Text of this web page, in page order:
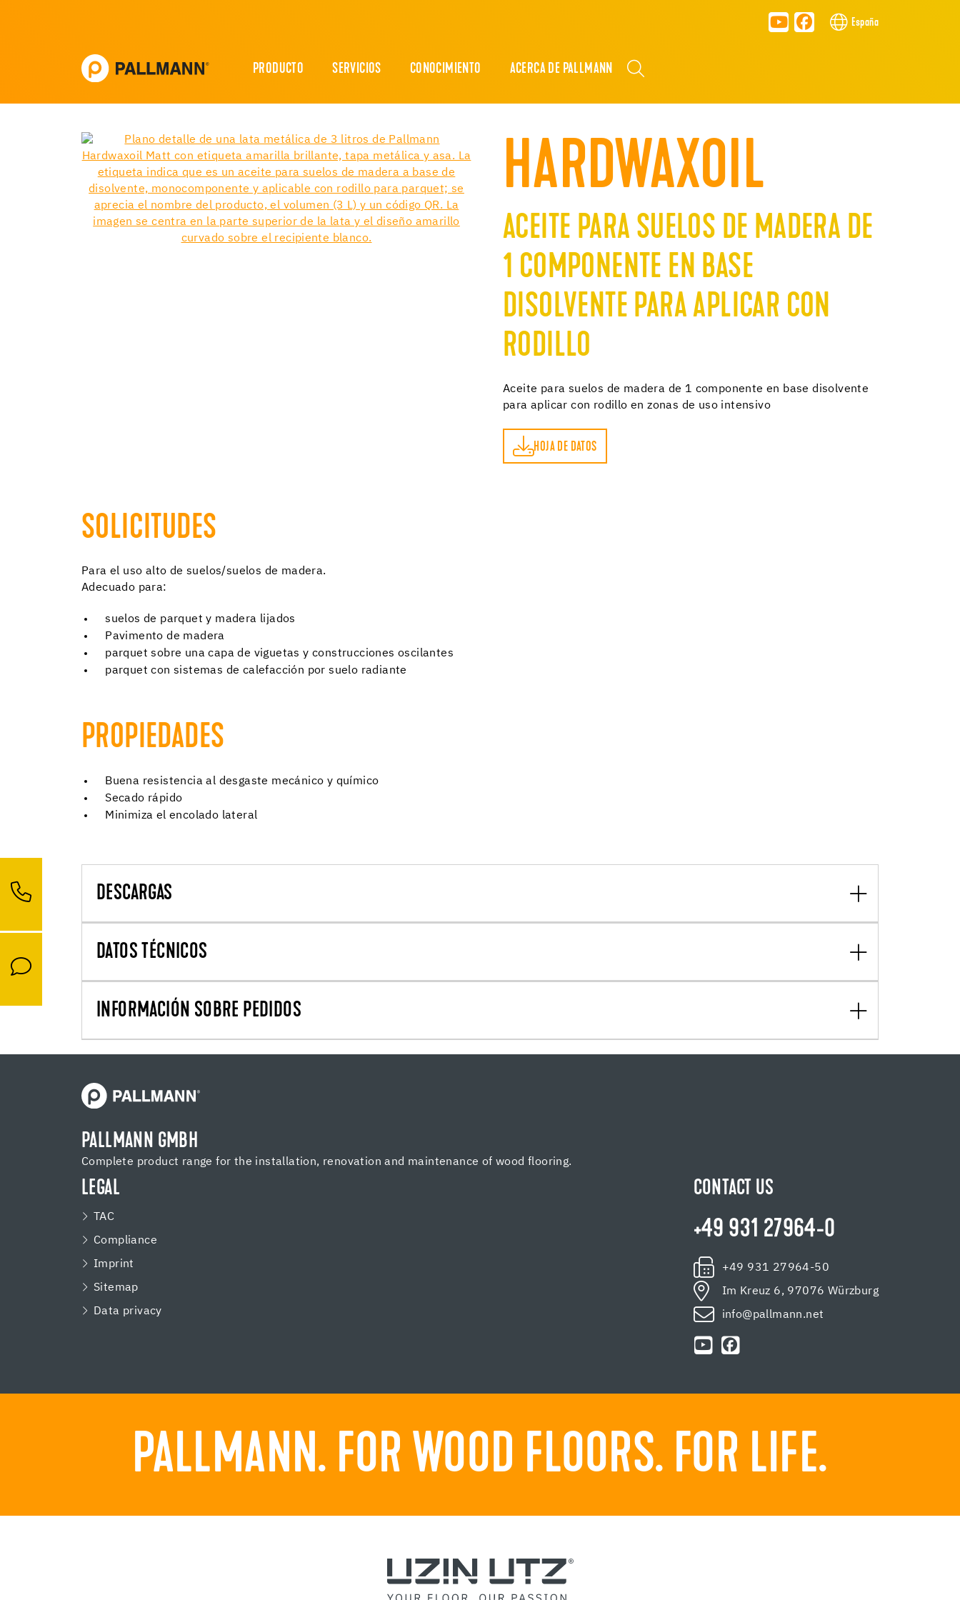
España
PRODUCTO SERVICIOS CONOCIMIENTO ACERCA DE PALLMANN
HARDWAXOIL
ACEITE PARA SUELOS DE MADERA DE
1 COMPONENTE EN BASE
DISOLVENTE PARA APLICAR CON
RODILLO
Aceite para suelos de madera de 1 componente en base disolvente
para aplicar con rodillo en zonas de uso intensivo
HOJA DE DATOS
SOLICITUDES
Para el uso alto de suelos/suelos de madera.
Adecuado para:
suelos de parquet y madera lijados
Pavimento de madera
parquet sobre una capa de viguetas y construcciones oscilantes
parquet con sistemas de calefacción por suelo radiante
PROPIEDADES
Buena resistencia al desgaste mecánico y químico
Secado rápido
Minimiza el encolado lateral
DESCARGAS
DATOS TÉCNICOS
INFORMACIÓN SOBRE PEDIDOS
PALLMANN GMBH
Complete product range for the installation, renovation and maintenance of wood flooring.
LEGAL
TAC
Compliance
Imprint
Sitemap
Data privacy
CONTACT US
+49 931 27964-0
+49 931 27964-50
Im Kreuz 6, 97076 Würzburg
info@pallmann.net
PALLMANN. FOR WOOD FLOORS. FOR LIFE.